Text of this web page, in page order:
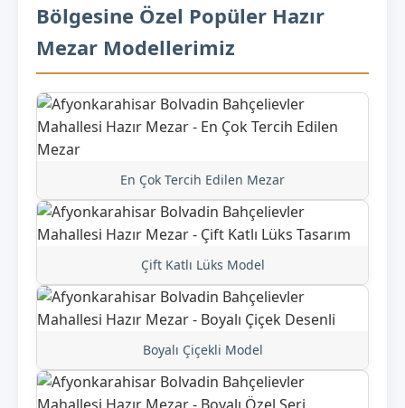
Bölgesine Özel Popüler Hazır
Mezar Modellerimiz
En Çok Tercih Edilen Mezar
Çift Katlı Lüks Model
Boyalı Çiçekli Model